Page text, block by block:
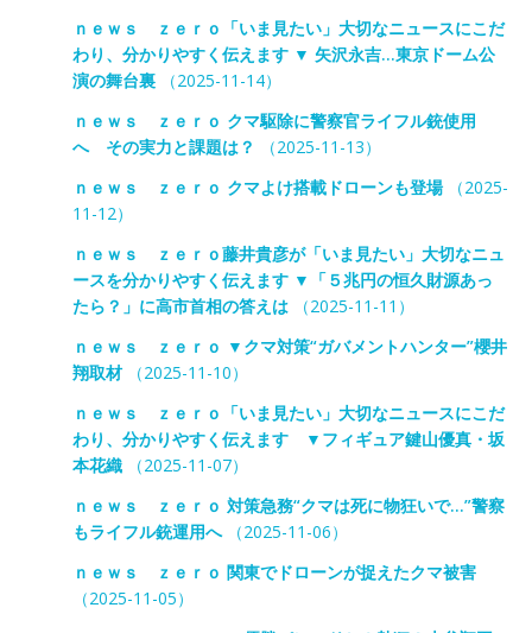
ｎｅｗｓ ｚｅｒｏ「いま見たい」大切なニュースにこだ
わり、分かりやすく伝えます ▼ 矢沢永吉…東京ドーム公
演の舞台裏（2025-11-14）
ｎｅｗｓ ｚｅｒｏ クマ駆除に警察官ライフル銃使用
へ その実力と課題は？
（2025-11-13）
ｎｅｗｓ ｚｅｒｏ クマよけ搭載ドローンも登場（2025-
11-12）
ｎｅｗｓ ｚｅｒｏ藤井貴彦が「いま見たい」大切なニュ
ースを分かりやすく伝えます ▼「５兆円の恒久財源あっ
たら？」に高市首相の答えは（2025-11-11）
ｎｅｗｓ ｚｅｒｏ ▼クマ対策“ガバメントハンター”櫻井
翔取材（2025-11-10）
ｎｅｗｓ ｚｅｒｏ「いま見たい」大切なニュースにこだ
わり、分かりやすく伝えます ▼フィギュア鍵山優真・坂
本花織（2025-11-07）
ｎｅｗｓ ｚｅｒｏ 対策急務“クマは死に物狂いで…”警察
もライフル銃運用へ（2025-11-06）
ｎｅｗｓ ｚｅｒｏ 関東でドローンが捉えたクマ被害
（2025-11-05）